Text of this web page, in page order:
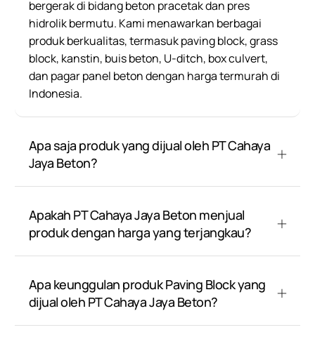
bergerak di bidang beton pracetak dan pres
hidrolik bermutu. Kami menawarkan berbagai
produk berkualitas, termasuk paving block, grass
block, kanstin, buis beton, U-ditch, box culvert,
dan pagar panel beton dengan harga termurah di
Indonesia.
Apa saja produk yang dijual oleh PT Cahaya
Jaya Beton?
Apakah PT Cahaya Jaya Beton menjual
produk dengan harga yang terjangkau?
Apa keunggulan produk Paving Block yang
dijual oleh PT Cahaya Jaya Beton?